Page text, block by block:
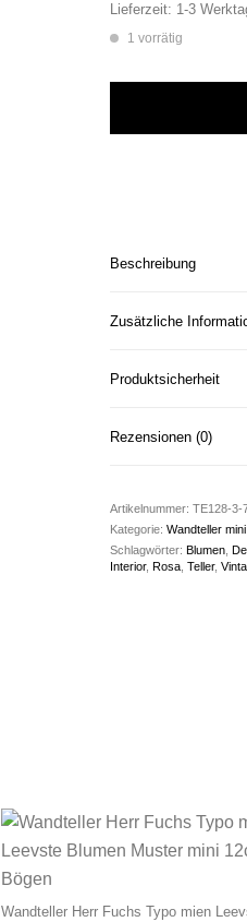
Lieferzeit: 1-3
1 vorrätig
Beschreibung
Zusätzliche
Produktsicherheit
Rezensionen (0)
Artikelnummer: TE128-3-
Kategorie: Wandteller mini
Schlagwörter: Blumen,
Interior, Rosa, Teller,
Wandteller Herr Fuchs Typo mien